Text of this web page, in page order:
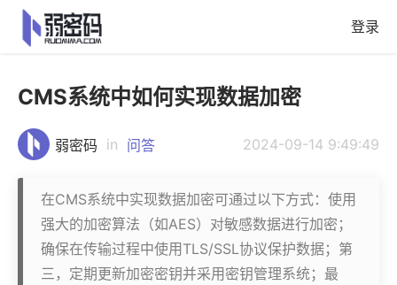
登录
CMS系统中如何实现数据加密
弱密码 in 问答 2024-09-14 9:49:49
在CMS系统中实现数据加密可通过以下方式：使用
强大的加密算法（如AES）对敏感数据进行加密；
确保在传输过程中使用TLS/SSL协议保护数据；第
三，定期更新加密密钥并采用密钥管理系统；最